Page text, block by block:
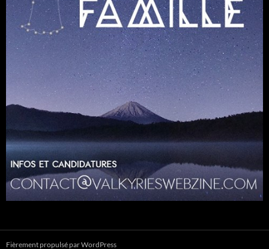
Fièrement propulsé par WordPress